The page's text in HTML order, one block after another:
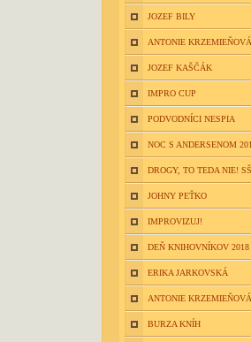
JOZEF BILY
ANTONIE
JOZEF KAŠČÁK
IMPRO CUP
PODVODNÍCI NESPIA
NOC S ANDERSENOM
DROGY, TO TEDA NIE! SŠ
JOHNY PEŤKO
IMPROVIZUJ!
DEŇ KNIHOVNÍKOV 2018
ERIKA JARKOVSKÁ
ANTONIE KRZEMIEŇOVÁ
BURZA KNÍH